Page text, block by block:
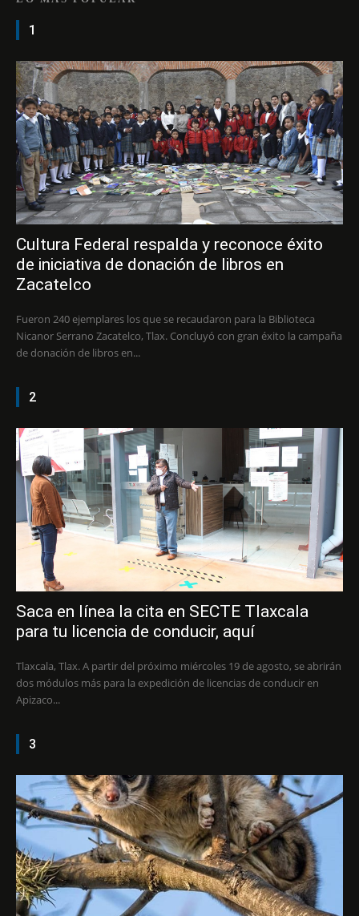
1
Cultura Federal respalda y reconoce éxito
de iniciativa de donación de libros en
Zacatelco
Fueron 240 ejemplares los que se recaudaron para la Biblioteca
Nicanor Serrano Zacatelco, Tlax. Concluyó con gran éxito la campaña
de donación de libros en...
2
Saca en línea la cita en SECTE Tlaxcala
para tu licencia de conducir, aquí
Tlaxcala, Tlax. A partir del próximo miércoles 19 de agosto, se abrirán
dos módulos más para la expedición de licencias de conducir en
Apizaco...
3